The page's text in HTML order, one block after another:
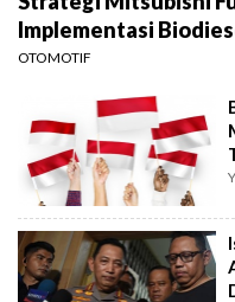
Implementasi
OTOMOTIF